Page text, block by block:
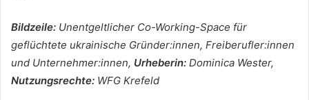
Bildzeile: Unentgeltlicher Co-Working-Space für
geflüchtete ukrainische Gründer:innen, Freiberufler:innen
und Unternehmer:innen, Urheberin: Dominica Wester,
Nutzungsrechte: WFG Krefeld